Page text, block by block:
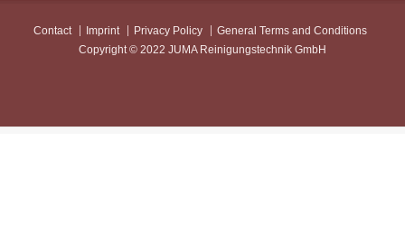
Contact Imprint Privacy Policy
General Terms and Conditions
Copyright © 2022 JUMA Reinigungstechnik GmbH